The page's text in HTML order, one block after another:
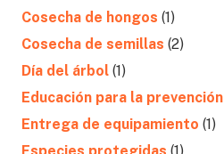
Cosecha de hongos (1)
Cosecha de semillas (2)
Día del árbol (1)
Educación para la prevención
Entrega de equipamiento (1)